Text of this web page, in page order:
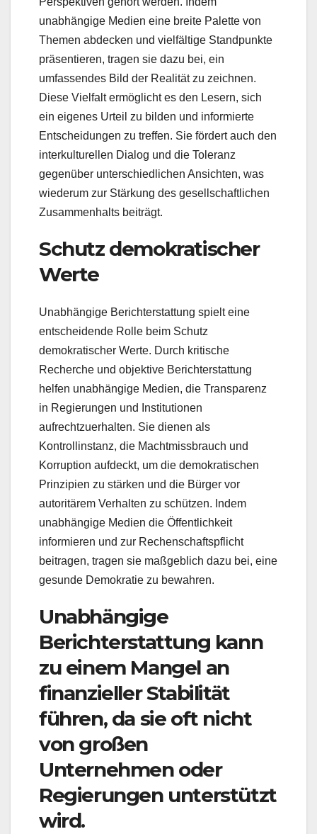
unabhängige Medien eine breite Palette von
Themen abdecken und vielfältige Standpunkte
präsentieren, tragen sie dazu bei, ein
umfassendes Bild der Realität zu zeichnen.
Diese Vielfalt ermöglicht es den Lesern, sich
ein eigenes Urteil zu bilden und informierte
Entscheidungen zu treffen. Sie fördert auch den
interkulturellen Dialog und die Toleranz
gegenüber unterschiedlichen Ansichten, was
wiederum zur Stärkung des gesellschaftlichen
Zusammenhalts beiträgt.
Schutz demokratischer
Werte
Unabhängige Berichterstattung spielt eine
entscheidende Rolle beim Schutz
demokratischer Werte. Durch kritische
Recherche und objektive Berichterstattung
helfen unabhängige Medien, die Transparenz
in Regierungen und Institutionen
aufrechtzuerhalten. Sie dienen als
Kontrollinstanz, die Machtmissbrauch und
Korruption aufdeckt, um die demokratischen
Prinzipien zu stärken und die Bürger vor
autoritärem Verhalten zu schützen. Indem
unabhängige Medien die Öffentlichkeit
informieren und zur Rechenschaftspflicht
beitragen, tragen sie maßgeblich dazu bei, eine
gesunde Demokratie zu bewahren.
Unabhängige
Berichterstattung kann
zu einem Mangel an
finanzieller Stabilität
führen, da sie oft nicht
von großen
Unternehmen oder
Regierungen unterstützt
wird.